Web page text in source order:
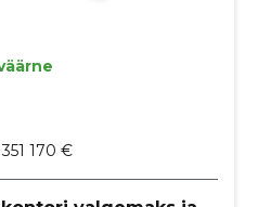
351 170 €